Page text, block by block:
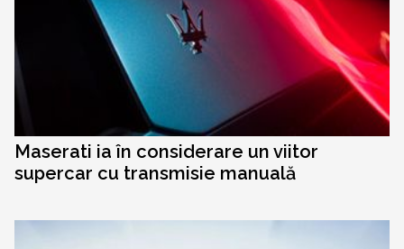
Maserati ia în considerare un viitor
supercar cu transmisie manuală